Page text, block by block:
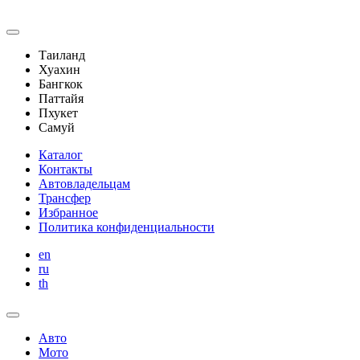
Таиланд
Хуахин
Бангкок
Паттайя
Пхукет
Самуй
Каталог
Контакты
Автовладельцам
Трансфер
Избранное
Политика конфиденциальности
en
ru
th
Авто
Мото